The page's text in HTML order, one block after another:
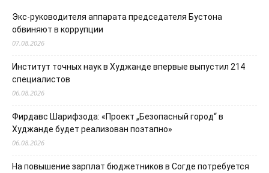
Экс-руководителя аппарата председателя Бустона
обвиняют в коррупции
07.08.2026
Институт точных наук в Худжанде впервые выпустил 214
специалистов
06.08.2026
Фирдавс Шарифзода: «Проект „Безопасный город“ в
Худжанде будет реализован поэтапно»
06.08.2026
На повышение зарплат бюджетников в Согде потребуется